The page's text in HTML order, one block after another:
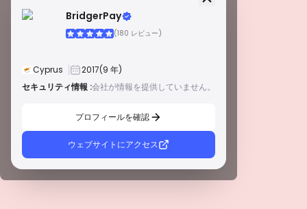
BridgerPay
(180 レビュー)
Cyprus 2017(9 年)
セキュリティ情報 :会社が情報を提供していません。
プロフィールを確認
ウェブサイトにアクセス
警告
潜在的なリスクにご注意ください！
世界的に有名な規制当局によって発行されたこれらのライセンスは、厳格な
ほど厳格ではありませんが、信頼できる地域保護を提供します。
新興市場の規制当局によって発行されたこれらのライセンスは、最低資本要
件やAMLポリシーなどの基本的な保護を提供します。監督はそれほど厳格で
はないため、トレーダーは注意して安全対策を確認する必要があります。
D級ライセンス